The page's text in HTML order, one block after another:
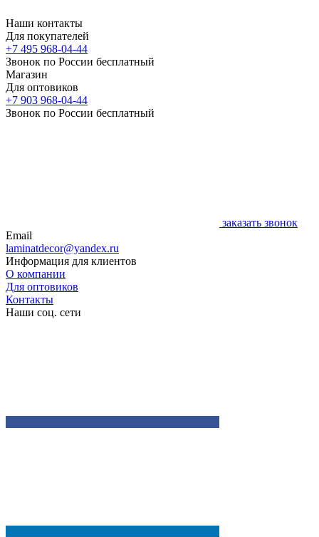
Наши контакты
Для покупателей
+7 495 968-04-44
Звонок по России бесплатный
Магазин
Для оптовиков
+7 903 968-04-44
Звонок по России бесплатный
заказать звонок
Email
laminatdecor@yandex.ru
Информация для клиентов
О компании
Для оптовиков
Контакты
Наши соц. сети